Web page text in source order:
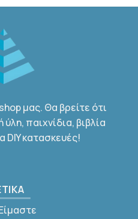
μας. Θα βρείτε ότι
παιχνίδια, βιβλία
DIY κατασκευές!